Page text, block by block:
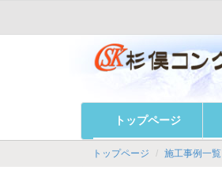
トップページ
トップページ 施工事例一覧